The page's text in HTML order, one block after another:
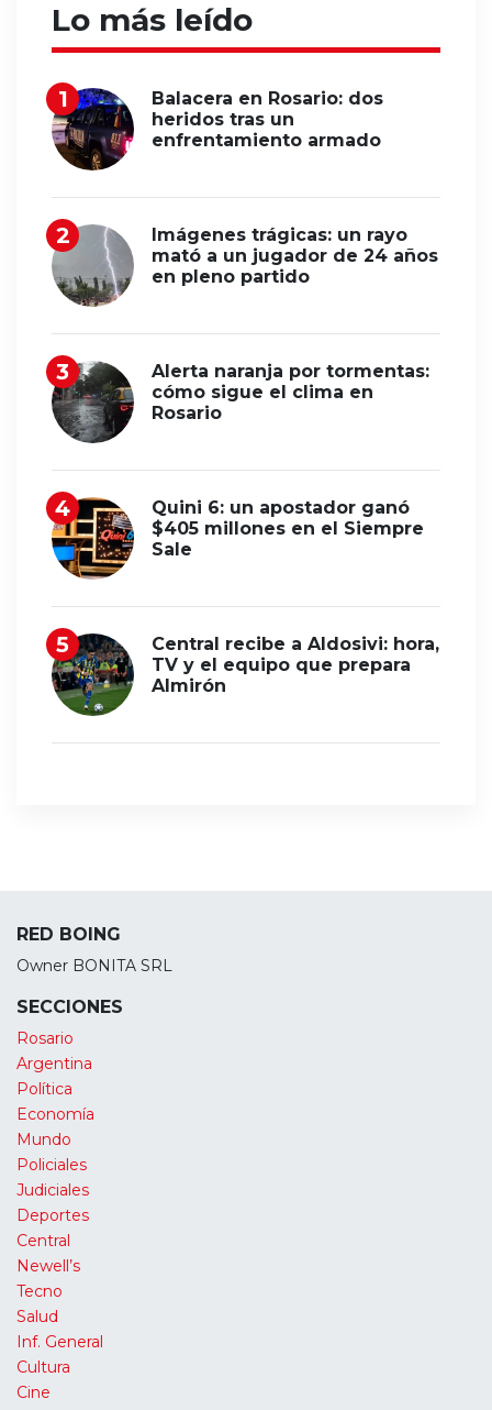
Lo más leído
Balacera en Rosario: dos
heridos tras un
enfrentamiento armado
Imágenes trágicas: un rayo
mató a un jugador de 24 años
en pleno partido
Alerta naranja por tormentas:
cómo sigue el clima en
Rosario
Quini 6: un apostador ganó
$405 millones en el Siempre
Sale
Central recibe a Aldosivi: hora,
TV y el equipo que prepara
Almirón
RED BOING
Owner BONITA SRL
SECCIONES
Rosario
Argentina
Política
Economía
Mundo
Policiales
Judiciales
Deportes
Central
Newell’s
Tecno
Salud
Inf. General
Cultura
Cine